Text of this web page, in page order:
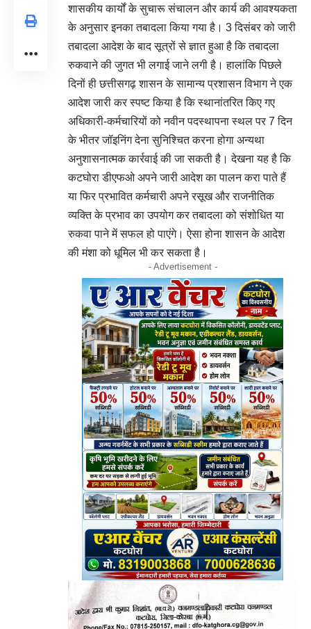
शासकीय कार्यों के सुचारू संचालन और कार्य की आवश्यकता
के अनुसार इनका तबादला किया गया है। 3 दिसंबर को जारी
तबादला आदेश के बाद सूत्रों से ज्ञात हुआ है कि तबादला
रुकवाने की जुगत भी लगाई जाने लगी है। हालांकि पिछले
दिनों ही छत्तीसगढ़ शासन के सामान्य प्रशासन विभाग ने एक
आदेश जारी कर स्पष्ट किया है कि स्थानांतरित किए गए
अधिकारी-कर्मचारियों को नवीन पदस्थापना स्थल पर 7 दिन
के भीतर जॉइनिंग देना सुनिश्चित करना होगा अन्यथा
अनुशासनात्मक कार्रवाई की जा सकती है। देखना यह है कि
कटघोरा डीएफओ अपने जारी आदेश का पालन करा पाते हैं
या फिर प्रभावित कर्मचारी अपने रसूख और राजनीतिक
व्यक्ति के प्रभाव का उपयोग कर तबादला को संशोधित या
रुकवा पाने में सफल हो पाएंगे। ऐसा होना शासन के आदेश
की मंशा को धूमिल भी कर सकता है।
- Advertisement -